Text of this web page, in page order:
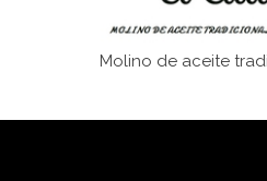
Molino de aceite